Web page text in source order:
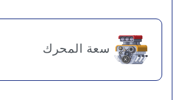
سعة المحرك